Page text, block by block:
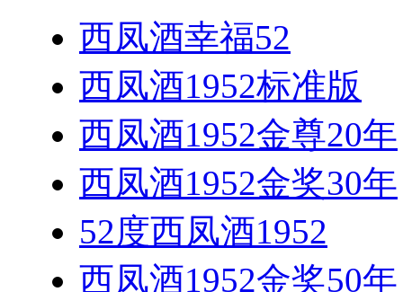
西凤酒幸福52
西凤酒1952标准版
西凤酒1952金尊20年
西凤酒1952金奖30年
52度西凤酒1952
西凤酒1952金奖50年